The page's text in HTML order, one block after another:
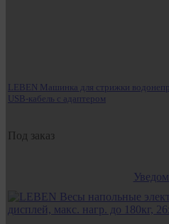
LEBEN Машинка для стрижки
USB-кабель с адаптером
Под заказ